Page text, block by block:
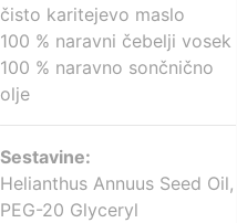
čisto karitejevo maslo
100 % naravni čebelji vosek
100 % naravno sončnično
olje
Sestavine:
Helianthus Annuus Seed Oil,
PEG-20 Glyceryl